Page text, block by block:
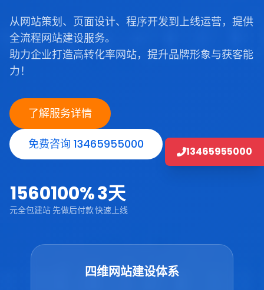
从网站策划、页面设计、程序开发到上线运营，提供
全流程网站建设服务。
助力企业打造高转化率网站，提升品牌形象与获客能
力！
了解服务详情
免费咨询 13465955000
1560
元全包建站
100%
先做后付款
3天
快速上线
四维网站建设体系
13465955000